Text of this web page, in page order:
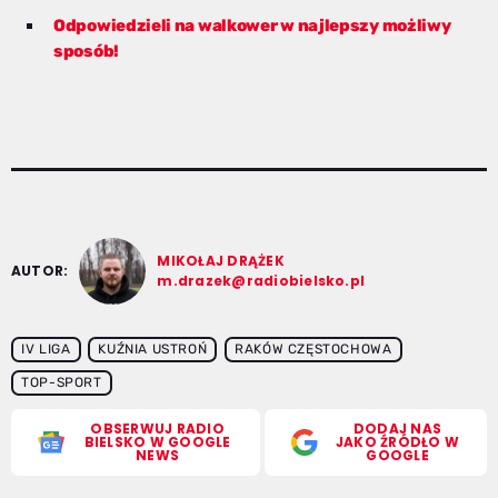
Odpowiedzieli na walkower w najlepszy możliwy
sposób!
AUTOR:
MIKOŁAJ DRĄŻEK
m.drazek@radiobielsko.pl
IV LIGA KUŹNIA USTROŃ RAKÓW CZĘSTOCHOWA
TOP-SPORT
OBSERWUJ RADIO
BIELSKO W GOOGLE
NEWS
DODAJ NAS
JAKO ŹRÓDŁO W
GOOGLE